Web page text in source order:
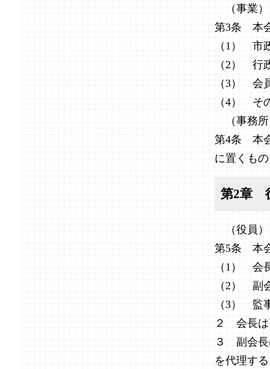
（事業）
第3条 本
（1） 市
（2） 行
（3） 会
（4） そ
（事務所
第4条 本
に置くも
第2章
（役員）
第5条 本
（1）
（2）
（3）
２ 会長は
３ 副会長
を代理す